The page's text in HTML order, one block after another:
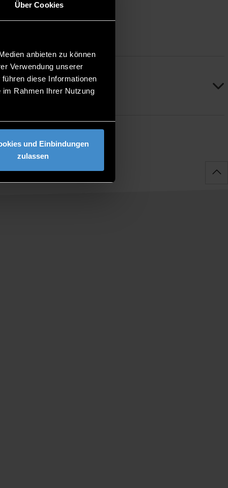
Über Cookies
anbieten zu können
Verwendung unserer
diese Informationen
Rahmen Ihrer Nutzung
und Einbindungen
zulassen